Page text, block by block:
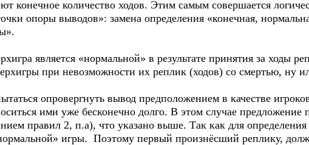
конечное количество ходов. Этим самым совершается
опоры выводов»: замена определения «конечная,
является «нормальной» в результате принятия за ходы
при невозможности их реплик (ходов) со смертью, ну
опровергнуть вывод предположением в качестве
ими уже бесконечно долго. В этом случае
правил 2, п.а), что указано выше. Так как для
игры. Поэтому первый произнёсший реплику,